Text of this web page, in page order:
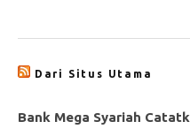
Dari Situs Utama
Bank Mega Syariah